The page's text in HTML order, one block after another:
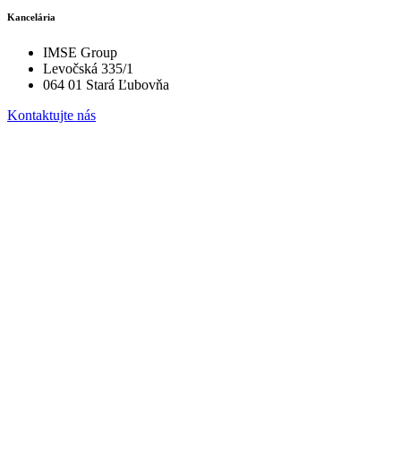
Kancelária
IMSE Group
Levočská 335/1
064 01 Stará Ľubovňa
Kontaktujte nás